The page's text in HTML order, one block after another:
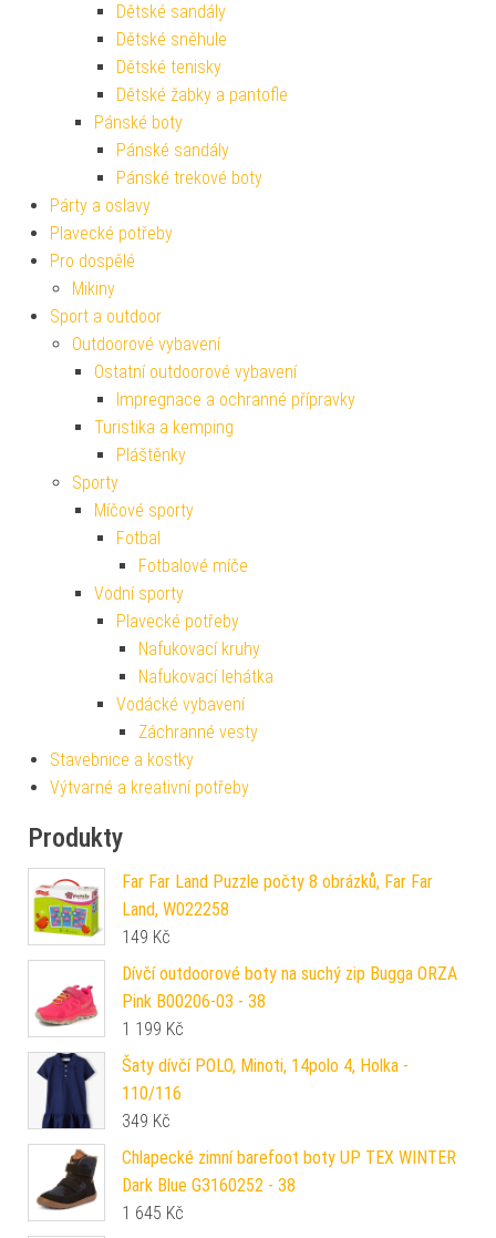
Dětské sandály
Dětské sněhule
Dětské tenisky
Dětské žabky a pantofle
Pánské boty
Pánské sandály
Pánské trekové boty
Párty a oslavy
Plavecké potřeby
Pro dospělé
Mikiny
Sport a outdoor
Outdoorové vybavení
Ostatní outdoorové vybavení
Impregnace a ochranné přípravky
Turistika a kemping
Pláštěnky
Sporty
Míčové sporty
Fotbal
Fotbalové míče
Vodní sporty
Plavecké potřeby
Nafukovací kruhy
Nafukovací lehátka
Vodácké vybavení
Záchranné vesty
Stavebnice a kostky
Výtvarné a kreativní potřeby
Produkty
Far Far Land Puzzle počty 8 obrázků, Far Far
Land, W022258
149 Kč
Dívčí outdoorové boty na suchý zip Bugga ORZA
Pink B00206-03 - 38
1 199 Kč
Šaty dívčí POLO, Minoti, 14polo 4, Holka -
110/116
349 Kč
Chlapecké zimní barefoot boty UP TEX WINTER
Dark Blue G3160252 - 38
1 645 Kč